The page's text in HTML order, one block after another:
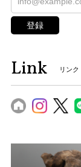
登録
Link リンク